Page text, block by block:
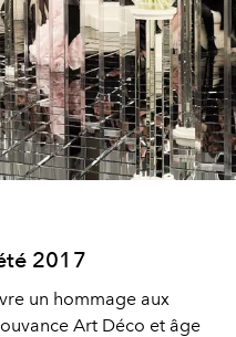
2017
un hommage aux
Art Déco et âge